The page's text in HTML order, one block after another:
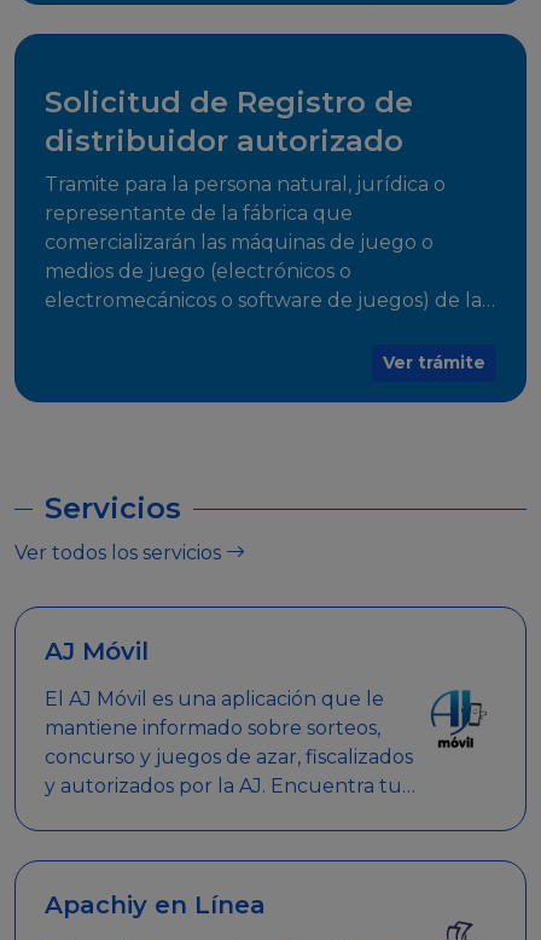
Solicitud de Registro de
distribuidor autorizado
Tramite para la persona natural, jurídica o
representante de la fábrica que
comercializarán las máquinas de juego o
medios de juego (electrónicos o
electromecánicos o software de juegos) de las
Ver trámite
Servicios
Ver todos los servicios
AJ Móvil
El AJ Móvil es una aplicación que le
mantiene informado sobre sorteos,
concurso y juegos de azar, fiscalizados
y autorizados por la AJ. Encuentra tus
clave.
Apachiy en Línea